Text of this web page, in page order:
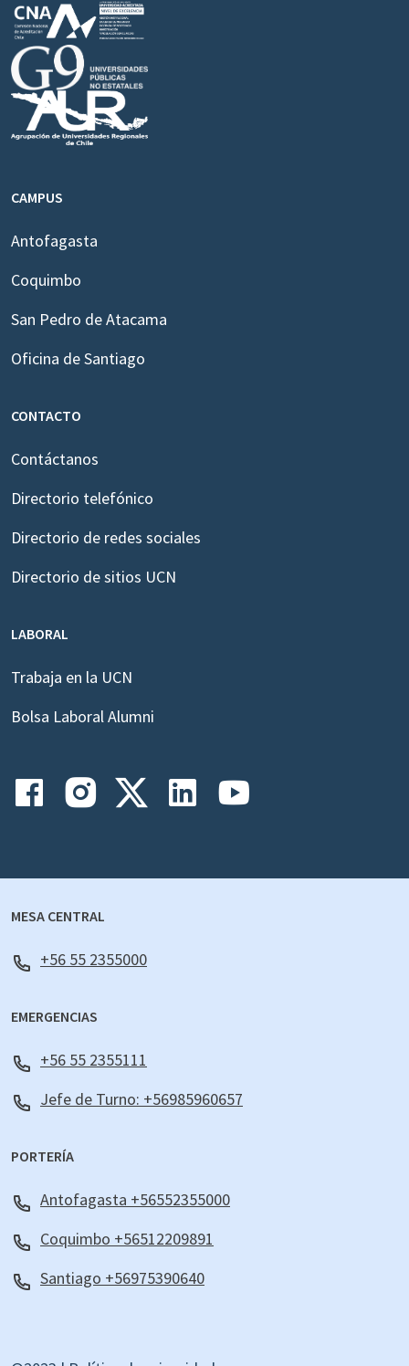
CAMPUS
Antofagasta
Coquimbo
San Pedro de Atacama
Oficina de Santiago
CONTACTO
Contáctanos
Directorio telefónico
Directorio de redes sociales
Directorio de sitios UCN
LABORAL
Trabaja en la UCN
Bolsa Laboral Alumni
MESA CENTRAL
+56 55 2355000
EMERGENCIAS
+56 55 2355111
Jefe de Turno: +56985960657
PORTERÍA
Antofagasta +56552355000
Coquimbo +56512209891
Santiago +56975390640